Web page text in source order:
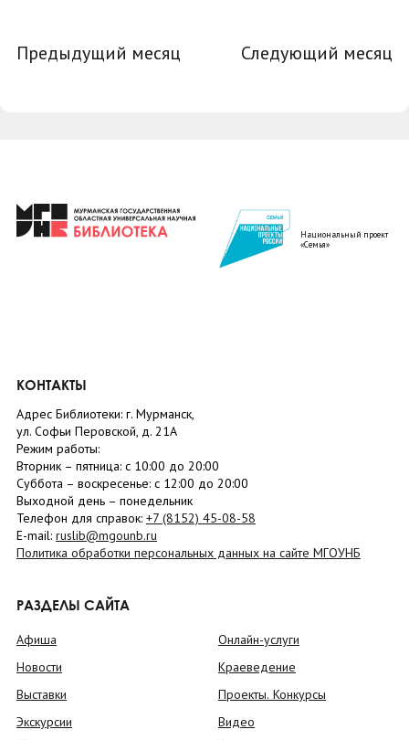
Предыдущий месяц Следующий месяц
Национальный проект
«Семья»
КОНТАКТЫ
Адрес Библиотеки: г. Мурманск,
ул. Софьи Перовской, д. 21А
Режим работы:
Вторник – пятница: с 10:00 до 20:00
Суббота – воскресенье: c 12:00 до 20:00
Выходной день – понедельник
Телефон для справок: +7 (8152) 45-08-58
E-mail: ruslib@mgounb.ru
Политика обработки персональных данных на сайте МГОУНБ
РАЗДЕЛЫ САЙТА
Афиша
Новости
Выставки
Экскурсии
Онлайн-услуги
Краеведение
Проекты. Конкурсы
Видео